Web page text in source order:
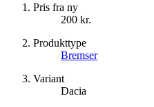
Pris fra ny
200 kr.
Produkttype
Bremser
Variant
Dacia